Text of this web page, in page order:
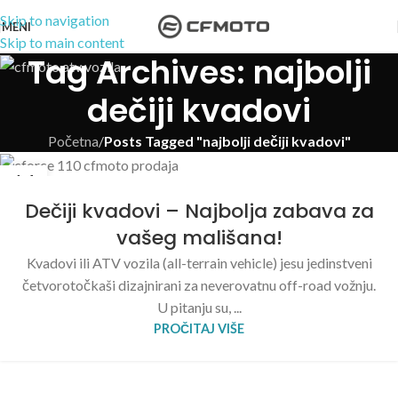
Skip to navigation
Skip to main content
MENI
Tag Archives: najbolji
dečiji kvadovi
Početna/Posts Tagged "najbolji dečiji kvadovi"
14
Dečiji kvadovi – Najbolja zabava za
vašeg mališana!
Kvadovi ili ATV vozila (all-terrain vehicle) jesu jedinstveni
četvorotočkaši dizajnirani za neverovatnu off-road vožnju.
U pitanju su, ...
PROČITAJ VIŠE